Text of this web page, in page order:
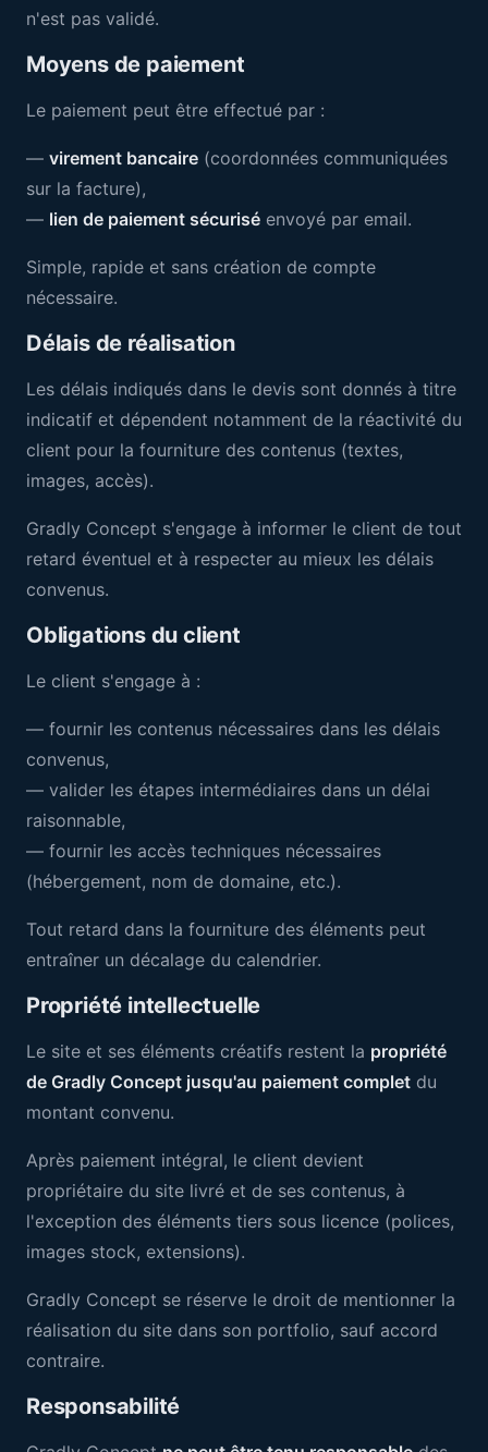
n'est pas validé.
Moyens de paiement
Le paiement peut être effectué par :
— virement bancaire (coordonnées communiquées
sur la facture),
— lien de paiement sécurisé envoyé par email.
Simple, rapide et sans création de compte
nécessaire.
Délais de réalisation
Les délais indiqués dans le devis sont donnés à titre
indicatif et dépendent notamment de la réactivité du
client pour la fourniture des contenus (textes,
images, accès).
Gradly Concept s'engage à informer le client de tout
retard éventuel et à respecter au mieux les délais
convenus.
Obligations du client
Le client s'engage à :
— fournir les contenus nécessaires dans les délais
convenus,
— valider les étapes intermédiaires dans un délai
raisonnable,
— fournir les accès techniques nécessaires
(hébergement, nom de domaine, etc.).
Tout retard dans la fourniture des éléments peut
entraîner un décalage du calendrier.
Propriété intellectuelle
Le site et ses éléments créatifs restent la propriété
de Gradly Concept jusqu'au paiement complet du
montant convenu.
Après paiement intégral, le client devient
propriétaire du site livré et de ses contenus, à
l'exception des éléments tiers sous licence (polices,
images stock, extensions).
Gradly Concept se réserve le droit de mentionner la
réalisation du site dans son portfolio, sauf accord
contraire.
Responsabilité